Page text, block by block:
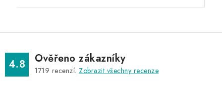
4.8 Ověřeno zákazníky
1719 recenzí. Zobrazit všechny recenze